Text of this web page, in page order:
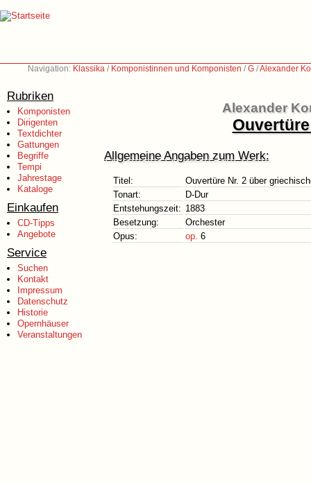
Navigation: Klassika / Komponistinnen und Komponisten /G /Alexander
Rubriken
Komponisten
Dirigenten
Textdichter
Gattungen
Begriffe
Tempi
Jahrestage
Kataloge
Einkaufen
CD-Tipps
Angebote
Service
Suchen
Kontakt
Impressum
Datenschutz
Historie
Opernhäuser
Veranstaltungen
Alexander
Allgemeine Angaben zum Werk:
Titel:
Ouvertüre Nr. 2 über
Tonart:
D-Dur
Entstehungszeit: 1883
Besetzung:
Orchester
Opus:
op. 6